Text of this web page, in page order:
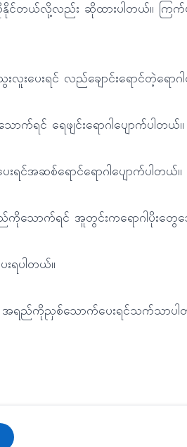
နိုင်တယ်လို့လည်း ဆိုထားပါတယ်။ ကြက်
းပေးရင် လည်ချောင်းရောင်တဲ့ရောဂ
က်ရင် ရေဖျင်းရောဂါပျောက်ပါတယ်။
ရင်အဆစ်ရောင်ရောဂါပျောက်ပါတယ်။
သောက်ရင် အူတွင်းကရောဂါပိုးတွေ
ရပါတယ်။
အရည်ကိုညှစ်သောက်ပေးရင်သက်သာပါ